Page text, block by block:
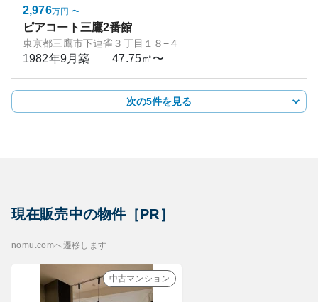
2,976万円 〜
ピアコート三鷹2番館
東京都三鷹市下連雀３丁目１８−４
1982年9月築 47.75㎡〜
次の5件を見る
現在販売中の物件［PR］
nomu.comへ遷移します
中古マンション